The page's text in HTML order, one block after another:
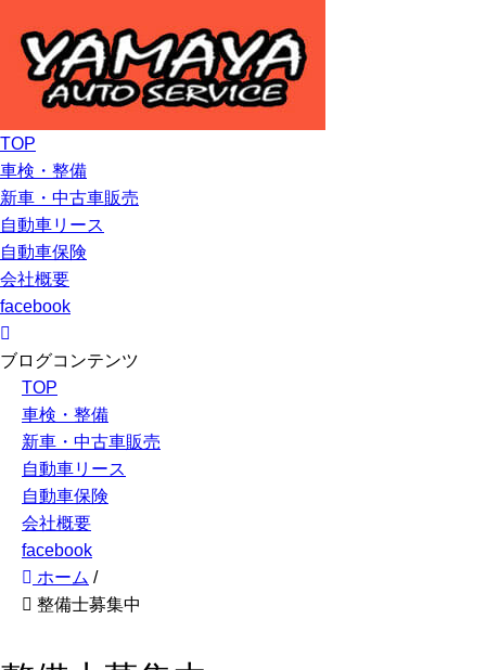
TOP
車検・整備
新車・中古車販売
自動車リース
自動車保険
会社概要
facebook
ブログコンテンツ
TOP
車検・整備
新車・中古車販売
自動車リース
自動車保険
会社概要
facebook
ホーム /
整備士募集中